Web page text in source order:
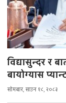
विद्यासुन्दर र
बायोग्यास
सोमबार, साउन १८, २०८३